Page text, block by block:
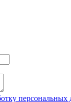
персональных